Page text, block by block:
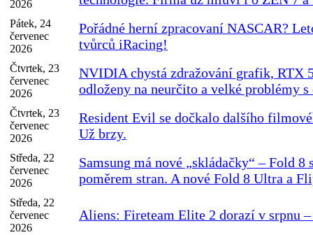
2026
Pátek, 24
červenec
2026
Pořádné herní zpracovaní NASCAR?
tvůrců iRacing!
Čtvrtek, 23
červenec
2026
NVIDIA chystá zdražování grafik, RTX
odloženy na neurčito a velké problémy
Čtvrtek, 23
červenec
2026
Resident Evil se dočkalo dalšího
Už brzy.
Středa, 22
červenec
2026
Samsung má nové „skládačky“ – Fold 8
poměrem stran. A nové Fold 8 Ultra a
Středa, 22
červenec
2026
Aliens: Fireteam Elite 2 dorazí v srpnu